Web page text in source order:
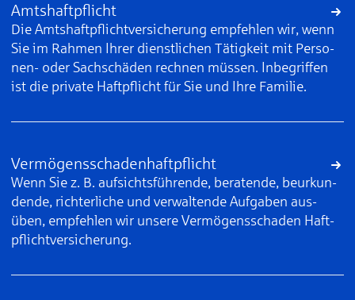
Amtshaftpflicht
Die Amtshaft­pflicht­ver­si­che­rung emp­feh­len wir, wenn
Sie im Rah­men Ih­rer dienst­li­chen Tä­tig­keit mit Per­so­
nen- oder Sach­schä­den rech­nen müs­sen. In­be­grif­fen
ist die pri­va­te Haft­pflicht für Sie und Ih­re Fa­mi­lie.
Vermögens­schaden­haftpflicht
Wenn Sie z. B. auf­sichts­füh­ren­de, be­ra­ten­de, be­ur­kun­
den­de, rich­ter­li­che und ver­wal­ten­de Auf­ga­ben aus­
üben, emp­feh­len wir un­se­re Ver­mö­gens­scha­den Haft­
pflicht­ver­si­che­rung.